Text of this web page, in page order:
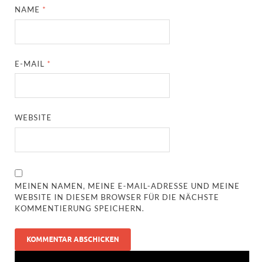
NAME *
E-MAIL *
WEBSITE
MEINEN NAMEN, MEINE E-MAIL-ADRESSE UND MEINE
WEBSITE IN DIESEM BROWSER FÜR DIE NÄCHSTE
KOMMENTIERUNG SPEICHERN.